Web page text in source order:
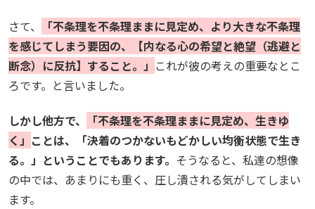
さて、
「不条理を不条理ままに見定め、より大きな不条理
を感じてしまう要因の、【内なる心の希望と絶望（逃避と
断念）に反抗】すること。」 これが彼の考えの重要なとこ
ろです。と言いました。
しかし他方で、
「不条理を不条理ままに見定め、生きゆ
く」 ことは、「決着のつかないもどかしい均衡状態で生き
る。」ということでもあります。 そうなると、私達の想像
の中では、あまりにも重く、圧し潰される気がしてしまい
ます。